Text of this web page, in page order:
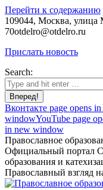
Перейти к содержанию
109044, Москва, улица
70otdelro@otdelro.ru
Прислать новость
Search:
Вконтакте page opens
windowYouTube page
in new window
Православное
Официальный портал
образования и
Православный взгляд